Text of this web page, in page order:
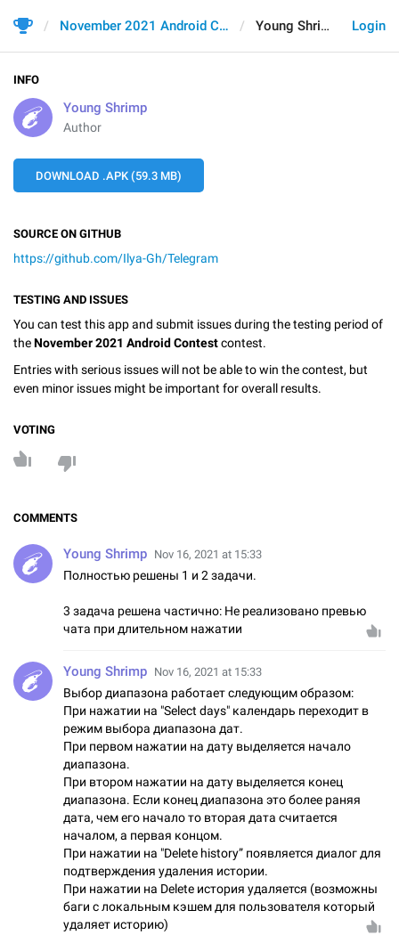
Login
November 2021 Android Contest Young Shrimp
INFO
Young Shrimp
Author
DOWNLOAD .APK (59.3 MB)
SOURCE ON GITHUB
https://github.com/Ilya-Gh/Telegram
TESTING AND ISSUES
You can test this app and submit issues during the testing period of
theNovember 2021 Android Contestcontest.
Entries with serious issues will not be able to win the contest, but
even minor issues might be important for overall results.
VOTING
COMMENTS
Young Shrimp Nov 16, 2021 at 15:33
Полностью решены 1 и 2 задачи.
3 задача решена частично: Не реализовано превью
чата при длительном нажатии
Young Shrimp Nov 16, 2021 at 15:33
Выбор диапазона работает следующим образом:
При нажатии на "Select days" календарь переходит в
режим выбора диапазона дат.
При первом нажатии на дату выделяется начало
диапазона.
При втором нажатии на дату выделяется конец
диапазона. Если конец диапазона это более раняя
дата, чем его начало то вторая дата считается
началом, а первая концом.
При нажатии на "Delete history” появляется диалог для
подтверждения удаления истории.
При нажатии на Delete история удаляется (возможны
баги с локальным кэшем для пользователя который
удаляет историю)